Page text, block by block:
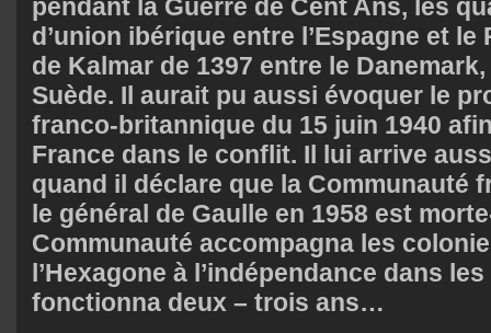
pendant la Guerre de Cent Ans, les
d’union ibérique entre l’Espagne et le
de Kalmar de 1397 entre le
Suède. Il aurait pu aussi évoquer le
franco-britannique du 15 juin 1940
France dans le conflit. Il lui arrive
quand il déclare que la Communauté
le général de Gaulle en 1958 est
Communauté accompagna les
l’Hexagone à l’indépendance dans
fonctionna deux – trois ans…